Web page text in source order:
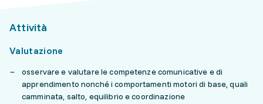
Attività
Valutazione
osservare e valutare le competenze comunicative e di
apprendimento nonché i comportamenti motori di base, quali
camminata, salto, equilibrio e coordinazione